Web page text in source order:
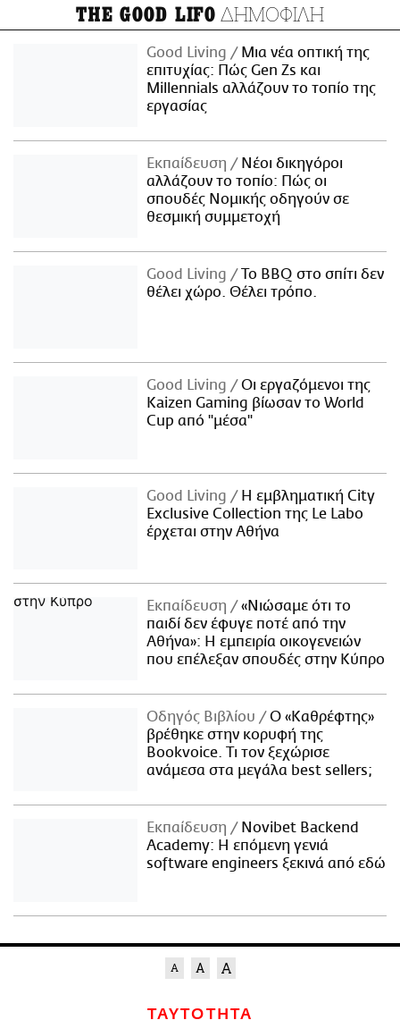
THE GOOD LIFO ΔΗΜΟΦΙΛΗ
Good Living
Μια νέα οπτική της
επιτυχίας: Πώς Gen Zs και
Millennials αλλάζουν το τοπίο της
εργασίας
Εκπαίδευση
Νέοι δικηγόροι
αλλάζουν το τοπίο: Πώς οι
σπουδές Νομικής οδηγούν σε
θεσμική συμμετοχή
Good Living
Το BBQ στο σπίτι δεν
θέλει χώρο. Θέλει τρόπο.
Good Living
Οι εργαζόμενοι της
Kaizen Gaming βίωσαν το World
Cup από "μέσα"
Good Living
Η εμβληματική City
Exclusive Collection της Le Labo
έρχεται στην Αθήνα
Εκπαίδευση
«Νιώσαμε ότι το
παιδί δεν έφυγε ποτέ από την
Αθήνα»: Η εμπειρία οικογενειών
που επέλεξαν σπουδές στην Κύπρο
Οδηγός Βιβλίου
Ο «Καθρέφτης»
βρέθηκε στην κορυφή της
Bookvoice. Τι τον ξεχώρισε
ανάμεσα στα μεγάλα best sellers;
Εκπαίδευση
Novibet Backend
Academy: Η επόμενη γενιά
software engineers ξεκινά από εδώ
ΤΑΥΤΟΤΗΤΑ